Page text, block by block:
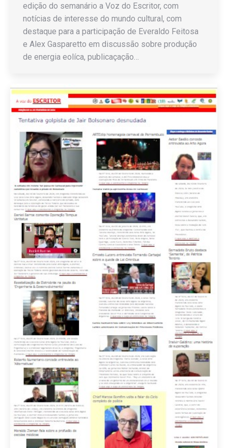
edição do semanário a Voz do Escritor, com
notícias de interesse do mundo cultural, com
destaque para a participação de Everaldo Feitosa
e Alex Gasparetto em discussão sobre produção
de energia eolíca, publicaçação…